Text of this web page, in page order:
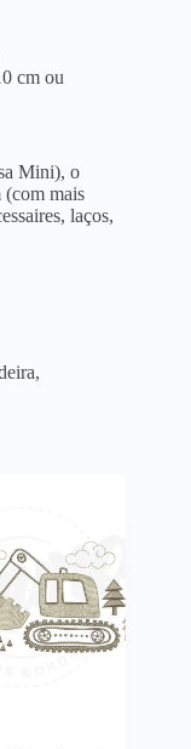
cm ou
Mini), o
(com mais
laços,